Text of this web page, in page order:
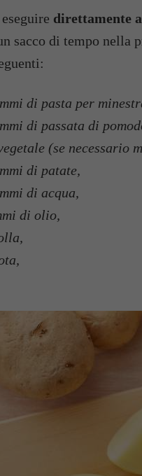
direttamente
sacco di tempo nella
di pasta per
di passata di
(se necessario
di patate,
di acqua,
di olio,